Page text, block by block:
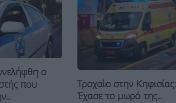
ο
που
Τροχαίο στην Κηφισίας:
Έχασε το μωρό της...